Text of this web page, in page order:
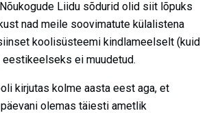
Liidu sõdurid olid siit lõpuks
nad meile soovimatute külalistena
koolisüsteemi kindlameelselt (kuid
ei muudetud.
kirjutas kolme aasta eest aga, et
olemas täiesti ametlik